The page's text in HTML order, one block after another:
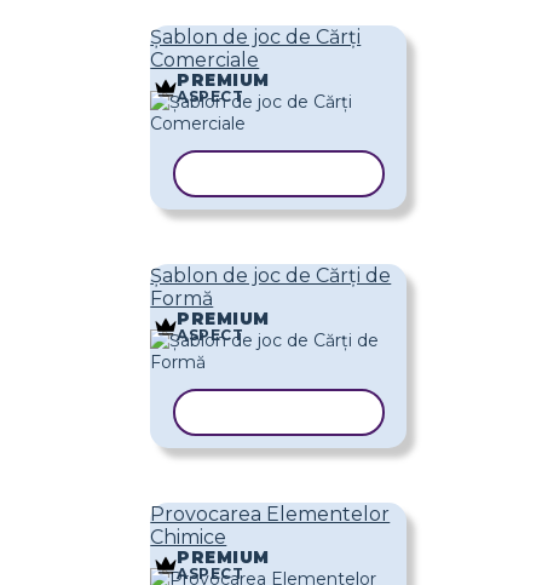
Șablon de joc de Cărți
Comerciale
PREMIUM
ASPECT
Șablon de joc de Cărți de
Formă
PREMIUM
ASPECT
Provocarea Elementelor
Chimice
PREMIUM
ASPECT